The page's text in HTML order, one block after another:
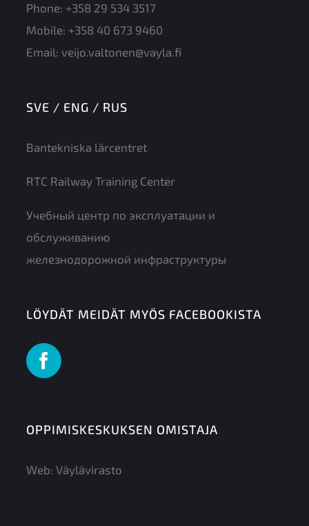
Phone: +358 29 534 3517
Mobile: +358 40 673 9460
Email: veijo.valtonen@vayla.fi
SVE / ENG / RUS
Bantekniska lärcentret
RTC Railway Training Center
Учебный центр по эксплуатации и
обслуживанию
железнодорожной инфраструктуры
LÖYDÄT MEIDÄT MYÖS FACEBOOKISTA
OPPIMISKESKUKSEN OMISTAJA
Web: Väylävirasto